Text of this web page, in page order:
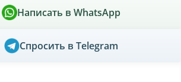
Написать в WhatsApp
Спросить в Telegram